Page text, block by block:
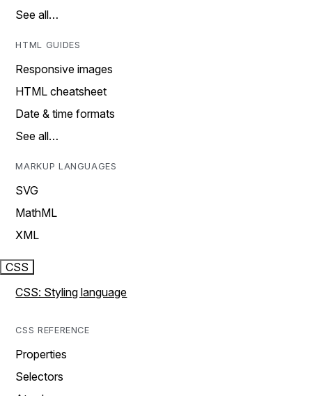
See all…
HTML GUIDES
Responsive images
HTML cheatsheet
Date & time formats
See all…
MARKUP LANGUAGES
SVG
MathML
XML
CSS
CSS: Styling language
CSS REFERENCE
Properties
Selectors